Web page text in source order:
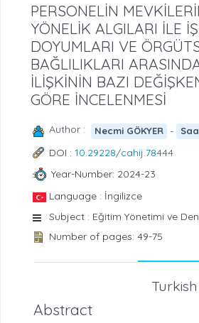
PERSONELİN
YÖNELİK ALGILARI İLE İŞ
DOYUMLARI VE
BAĞLILIKLARI
İLİŞKİNİN BAZI
GÖRE İNCELENMESİ
Author : Necmi GÖKYER -
DOI : 10.29228/cahij.78444
Year-Number: 2024-23
Language : İngilizce
Subject : Eğitim Yönetimi ve
Number of pages: 49-75
Turkish
Abstract